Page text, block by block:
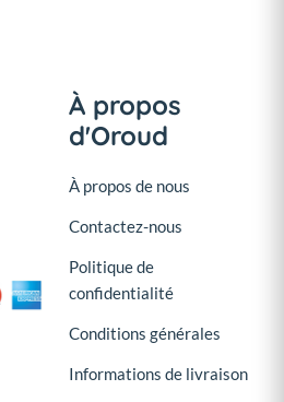
À propos
d'Oroud
À propos de nous
Contactez-nous
Politique de
confidentialité
Conditions générales
Informations de livraison